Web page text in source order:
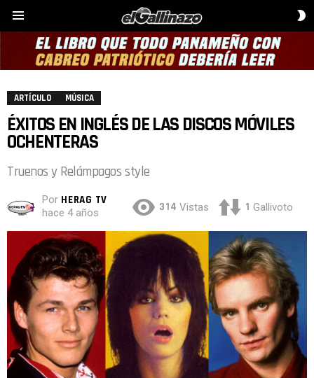
ARTÍCULO MÚSICA
ÉXITOS EN INGLÉS DE LAS DISCOS MÓVILES
OCHENTERAS
Truenos y Relámpagos style
Por HERAG TV
hace 4 años 314 Vistas 1 Gallivoto